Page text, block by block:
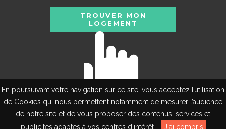
En poursuivant votre navigation sur ce site, vous acceptez l’utilisation
de Cookies qui nous permettent notamment de mesurer l’audience
de notre site et de vous proposer des contenus, services et
publicités adaptés à vos centres d’intérêt.
J'ai compris
TROUVER MON
LOGEMENT